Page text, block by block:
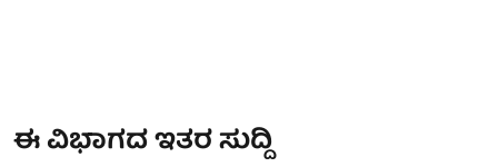
ಈ ವಿಭಾಗದ ಇತರ ಸುದ್ದಿ